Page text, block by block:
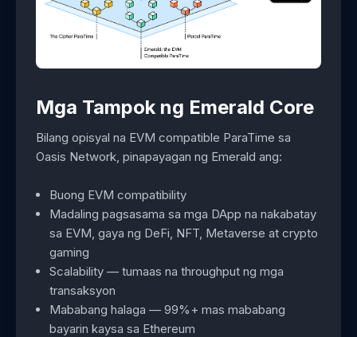
Mga Tampok ng Emerald Core
Bilang opisyal na EVM compatible ParaTime sa
Oasis Network, pinapayagan ng Emerald ang:
Buong EVM compatibility
Madaling pagsasama sa mga DApp na nakabatay
sa EVM, gaya ng DeFi, NFT, Metaverse at crypto
gaming
Scalability — tumaas na throughput ng mga
transaksyon
Mababang halaga — 99%+ mas mababang
bayarin kaysa sa Ethereum